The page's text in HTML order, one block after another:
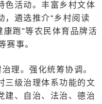
色活动。丰富乡村文体
，遴选推介“乡村阅读
康跑”等农民体育品牌活
赛事。
理。强化统筹协调。
三级治理体系功能的文
建、自治、法治、德治